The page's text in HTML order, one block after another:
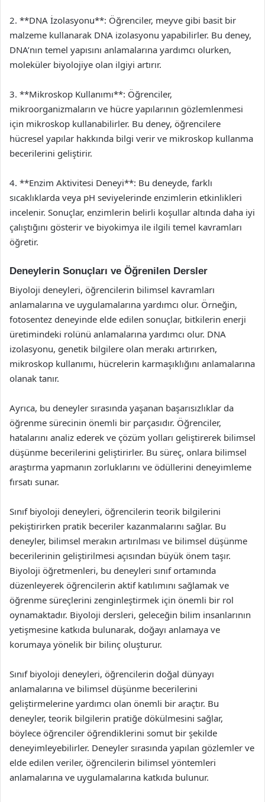
2. **DNA İzolasyonu**: Öğrenciler, meyve gibi basit bir
malzeme kullanarak DNA izolasyonu yapabilirler. Bu deney,
DNA’nın temel yapısını anlamalarına yardımcı olurken,
moleküler biyolojiye olan ilgiyi artırır.
3. **Mikroskop Kullanımı**: Öğrenciler,
mikroorganizmaların ve hücre yapılarının gözlemlenmesi
için mikroskop kullanabilirler. Bu deney, öğrencilere
hücresel yapılar hakkında bilgi verir ve mikroskop kullanma
becerilerini geliştirir.
4. **Enzim Aktivitesi Deneyi**: Bu deneyde, farklı
sıcaklıklarda veya pH seviyelerinde enzimlerin etkinlikleri
incelenir. Sonuçlar, enzimlerin belirli koşullar altında daha iyi
çalıştığını gösterir ve biyokimya ile ilgili temel kavramları
öğretir.
Deneylerin Sonuçları ve Öğrenilen Dersler
Biyoloji deneyleri, öğrencilerin bilimsel kavramları
anlamalarına ve uygulamalarına yardımcı olur. Örneğin,
fotosentez deneyinde elde edilen sonuçlar, bitkilerin enerji
üretimindeki rolünü anlamalarına yardımcı olur. DNA
izolasyonu, genetik bilgilere olan merakı artırırken,
mikroskop kullanımı, hücrelerin karmaşıklığını anlamalarına
olanak tanır.
Ayrıca, bu deneyler sırasında yaşanan başarısızlıklar da
öğrenme sürecinin önemli bir parçasıdır. Öğrenciler,
hatalarını analiz ederek ve çözüm yolları geliştirerek bilimsel
düşünme becerilerini geliştirirler. Bu süreç, onlara bilimsel
araştırma yapmanın zorluklarını ve ödüllerini deneyimleme
fırsatı sunar.
Sınıf biyoloji deneyleri, öğrencilerin teorik bilgilerini
pekiştirirken pratik beceriler kazanmalarını sağlar. Bu
deneyler, bilimsel merakın artırılması ve bilimsel düşünme
becerilerinin geliştirilmesi açısından büyük önem taşır.
Biyoloji öğretmenleri, bu deneyleri sınıf ortamında
düzenleyerek öğrencilerin aktif katılımını sağlamak ve
öğrenme süreçlerini zenginleştirmek için önemli bir rol
oynamaktadır. Biyoloji dersleri, geleceğin bilim insanlarının
yetişmesine katkıda bulunarak, doğayı anlamaya ve
korumaya yönelik bir bilinç oluşturur.
Sınıf biyoloji deneyleri, öğrencilerin doğal dünyayı
anlamalarına ve bilimsel düşünme becerilerini
geliştirmelerine yardımcı olan önemli bir araçtır. Bu
deneyler, teorik bilgilerin pratiğe dökülmesini sağlar,
böylece öğrenciler öğrendiklerini somut bir şekilde
deneyimleyebilirler. Deneyler sırasında yapılan gözlemler ve
elde edilen veriler, öğrencilerin bilimsel yöntemleri
anlamalarına ve uygulamalarına katkıda bulunur.